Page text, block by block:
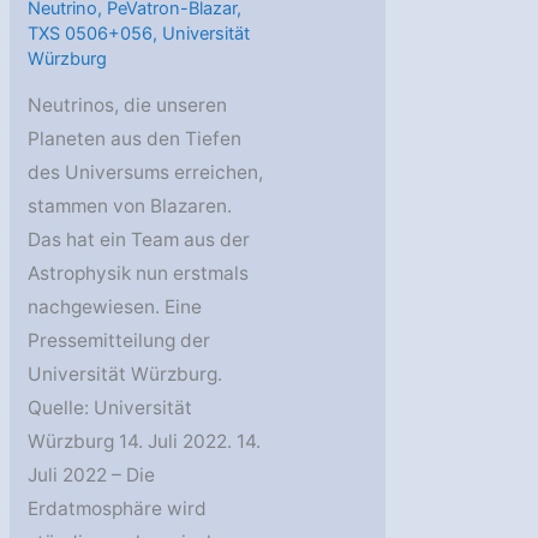
Neutrino, PeVatron-Blazar,
TXS 0506+056, Universität
Würzburg
Neutrinos, die unseren
Planeten aus den Tiefen
des Universums erreichen,
stammen von Blazaren.
Das hat ein Team aus der
Astrophysik nun erstmals
nachgewiesen. Eine
Pressemitteilung der
Universität Würzburg.
Quelle: Universität
Würzburg 14. Juli 2022. 14.
Juli 2022 – Die
Erdatmosphäre wird